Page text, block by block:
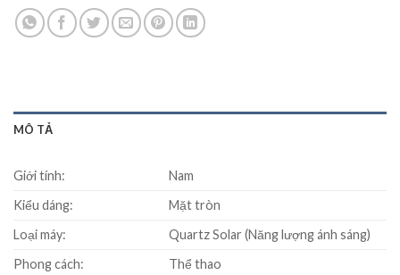
MÔ TẢ
Giới tính:
Nam
Kiểu dáng:
Mặt tròn
Loại máy:
Quartz Solar (Năng lượng ánh sáng)
Phong cách:
Thể thao